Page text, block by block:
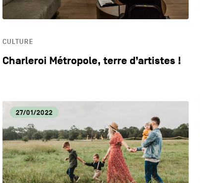
CULTURE
Charleroi Métropole, terre d’artistes !
27/01/2022